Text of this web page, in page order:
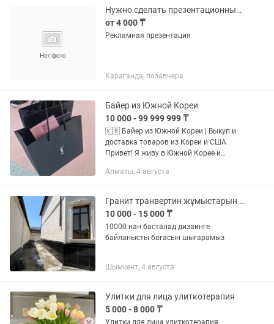
Нужно сделать презентационный рекламный буклет
от 4 000 ₸
Рекламная презентация
Караганда, позавчера
Байер из Южной Кореи
10 000 - 99 999 999 ₸
🇰🇷 Байер из Южной Кореи | Выкуп и
доставка товаров из Кореи и США
Привет! Я живу в Южной Корее и
товаров из Кореи и США в Казахстан и
Алматы, 4 августа
Гранит транвертин жұмыстарын жасаймыз установка
10 000 - 15 000 ₸
10000 нан басталад дизаинге
байланысты бағасын шығарамыз
Шымкент, 4 августа
Улитки для лица улиткотерапия
5 000 - 8 000 ₸
Улитки для лица улиткотерапия